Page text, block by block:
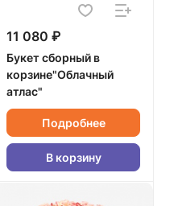
11 080 ₽
Букет сборный в
корзине"Облачный
атлас"
Подробнее
В корзину